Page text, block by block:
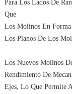
Para Los Lados De
Que
Los Molinos En Forma
Los Planos De Los
Los Nuevos Molinos
Rendimiento De
Ejes, Lo Que Permite